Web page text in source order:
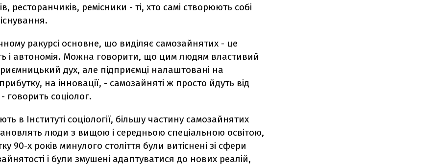
ресторанчиків, ремісники - ті, хто самі створюють собі
ракурсі основне, що виділяє самозайнятих - це
і автономія. Можна говорити, що цим людям властивий
дух, але підприємці налаштовані на
на інновації, - самозайняті ж просто йдуть від
- говорить соціолог.
в Інституті соціології, більшу частину самозайнятих
люди з вищою і середньою спеціальною освітою,
90-х років минулого століття були витіснені зі сфери
і були змушені адаптуватися до нових реалій,